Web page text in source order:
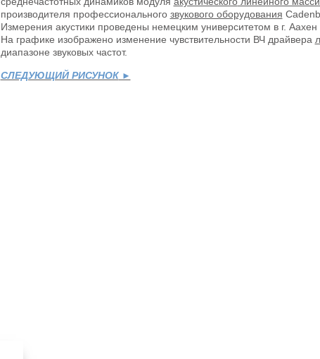
производителя профессионального звукового оборудования
Измерения акустики проведены немецким университетом в г.
На графике изображено изменение чувствительности ВЧ драйвера
диапазоне звуковых частот.
СЛЕДУЮЩИЙ РИСУНОК►